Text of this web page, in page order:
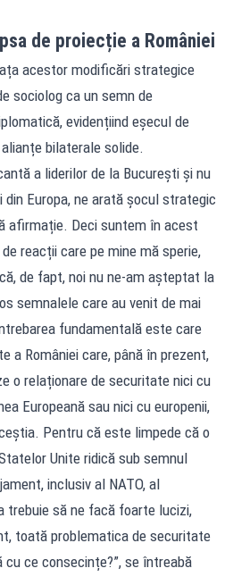
de proiecție a României
acestor modificări strategice
sociolog ca un semn de
evidențiind eșecul de
bilaterale solide.
a liderilor de la București și nu
din Europa, ne arată șocul strategic
afirmație. Deci suntem în acest
reacții care pe mine mă sperie,
de fapt, noi nu ne-am așteptat la
semnalele care au venit de mai
fundamentală este care
a României care, până în prezent,
o relaționare de securitate nici cu
Europeană sau nici cu europenii,
Pentru că este limpede că o
Unite ridică sub semnul
inclusiv al NATO, al
trebuie să ne facă foarte lucizi,
toată problematica de securitate
ce consecințe?”, se întreabă